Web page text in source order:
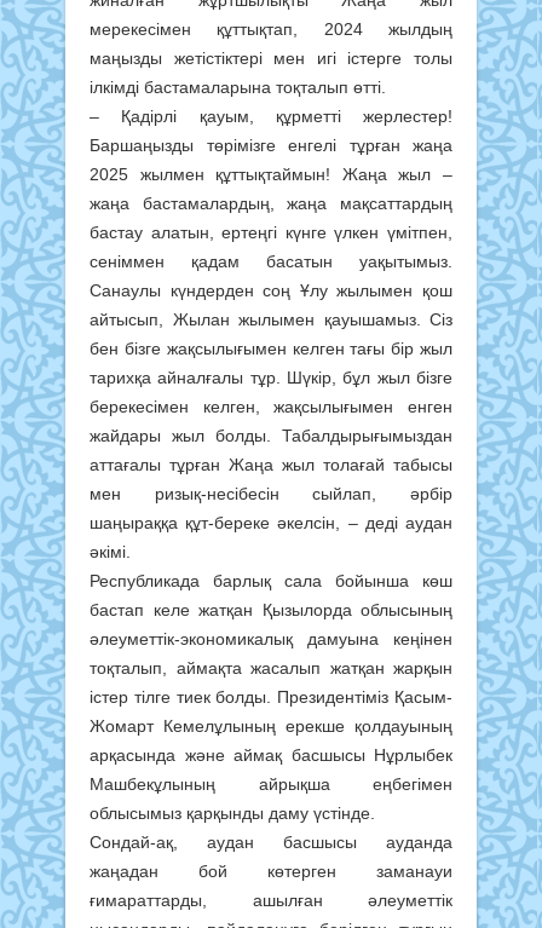
мерекесімен құттықтап, 2024 жылдың
маңызды жетістіктері мен игі істерге толы
ілкімді бастамаларына тоқталып өтті.
– Қадірлі қауым, құрметті жерлестер!
Баршаңызды төрімізге енгелі тұрған жаңа
2025 жылмен құттықтаймын! Жаңа жыл –
жаңа бастамалардың, жаңа мақсаттардың
бастау алатын, ертеңгі күнге үлкен үмітпен,
сеніммен қадам басатын уақытымыз.
Санаулы күндерден соң Ұлу жылымен қош
айтысып, Жылан жылымен қауышамыз. Сіз
бен бізге жақсылығымен келген тағы бір жыл
тарихқа айналғалы тұр. Шүкір, бұл жыл бізге
берекесімен келген, жақсылығымен енген
жайдары жыл болды. Табалдырығымыздан
аттағалы тұрған Жаңа жыл толағай табысы
мен ризық-несібесін сыйлап, әрбір
шаңыраққа құт-береке әкелсін, – деді аудан
әкімі.
Республикада барлық сала бойынша көш
бастап келе жатқан Қызылорда облысының
әлеуметтік-экономикалық дамуына кеңінен
тоқталып, аймақта жасалып жатқан жарқын
істер тілге тиек болды. Президентіміз Қасым-
Жомарт Кемелұлының ерекше қолдауының
арқасында және аймақ басшысы Нұрлыбек
Машбекұлының айрықша еңбегімен
облысымыз қарқынды даму үстінде.
Сондай-ақ, аудан басшысы ауданда
жаңадан бой көтерген заманауи
ғимараттарды, ашылған әлеуметтік